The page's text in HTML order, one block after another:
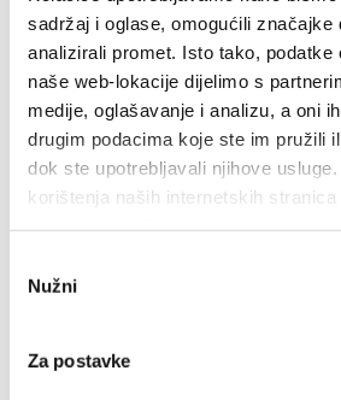
sadržaj i oglase, omogućili značajke
analizirali promet. Isto tako, podatke
naše web-lokacije dijelimo s
medije, oglašavanje i analizu, a oni
drugim podacima koje ste im pružili
dok ste upotrebljavali njihove
korištenja naših internetskih
pristanka
Nužni
Za postavke
CHANSON
Grand opening